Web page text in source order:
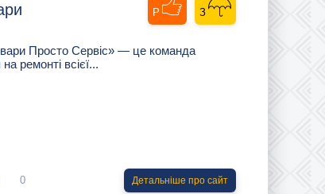
Просто Сервіс» — це команда
ремонті всієї...
0 Детальніше про сайт